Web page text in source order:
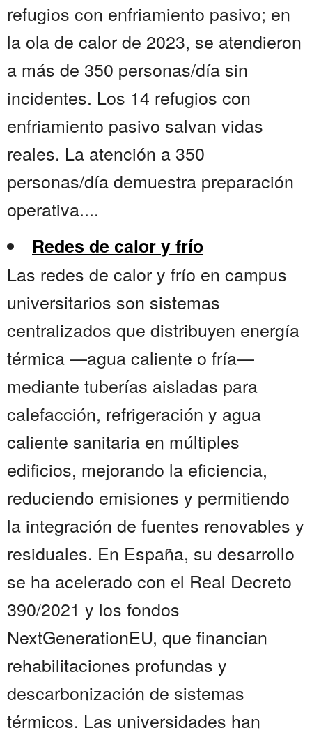
refugios con enfriamiento pasivo; en
la ola de calor de 2023, se atendieron
a más de 350 personas/día sin
incidentes. Los 14 refugios con
enfriamiento pasivo salvan vidas
reales. La atención a 350
personas/día demuestra preparación
operativa....
Redes de calor y frío
Las redes de calor y frío en campus
universitarios son sistemas
centralizados que distribuyen energía
térmica —agua caliente o fría—
mediante tuberías aisladas para
calefacción, refrigeración y agua
caliente sanitaria en múltiples
edificios, mejorando la eficiencia,
reduciendo emisiones y permitiendo
la integración de fuentes renovables y
residuales. En España, su desarrollo
se ha acelerado con el Real Decreto
390/2021 y los fondos
NextGenerationEU, que financian
rehabilitaciones profundas y
descarbonización de sistemas
térmicos. Las universidades han